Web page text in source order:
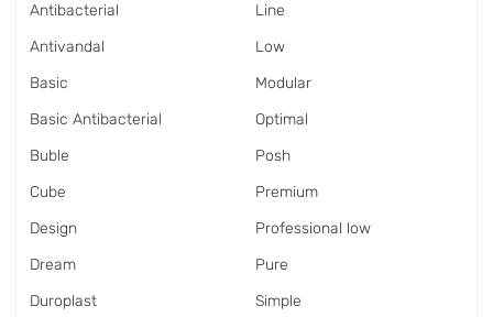
Antibacterial
Antivandal
Basic
Basic Antibacterial
Buble
Cube
Design
Dream
Duroplast
Line
Low
Modular
Optimal
Posh
Premium
Professional low
Pure
Simple